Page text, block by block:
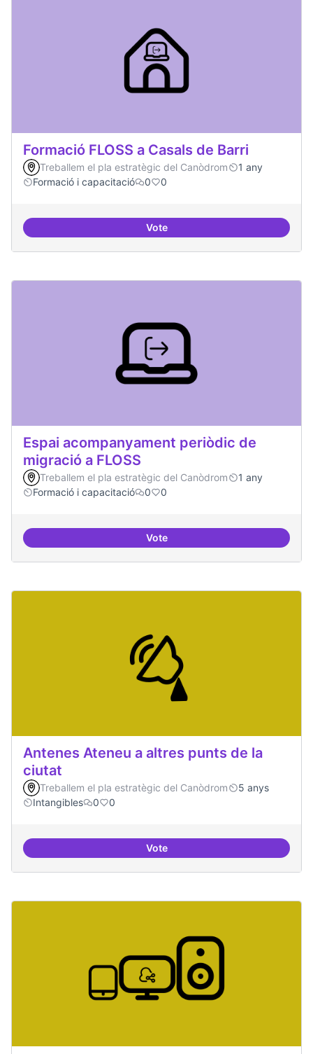
Formació FLOSS a Casals de Barri
Treballem el pla estratègic del Canòdrom
1 any
Formació i capacitació
0 0
VoteFormació FLOSS a Casals de
Espai acompanyament periòdic de
migració a FLOSS
Treballem el pla estratègic del Canòdrom
1 any
Formació i capacitació
0 0
VoteEspai acompanyament periòdic
Antenes Ateneu a altres punts de la
ciutat
Treballem el pla estratègic del Canòdrom
5 anys
Intangibles
0 0
VoteAntenes Ateneu a altres punts